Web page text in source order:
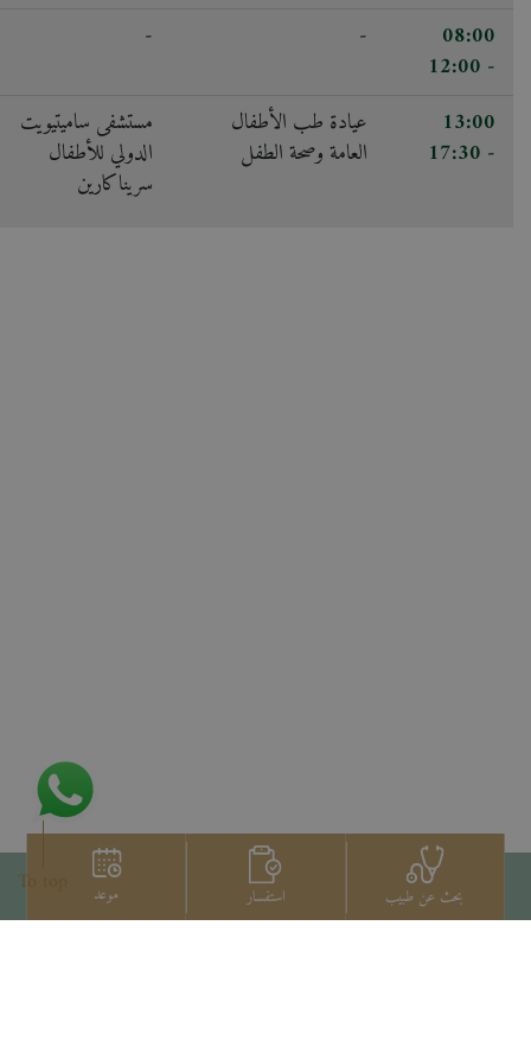
08:00
- 12:00
-
-
13:00
- 17:30
عيادة طب الأطفال
العامة وصحة الطفل
مستشفى ساميتيويت
الدولي للأطفال
سريناكارين
بحث عن طبيب استفسار موعد To top